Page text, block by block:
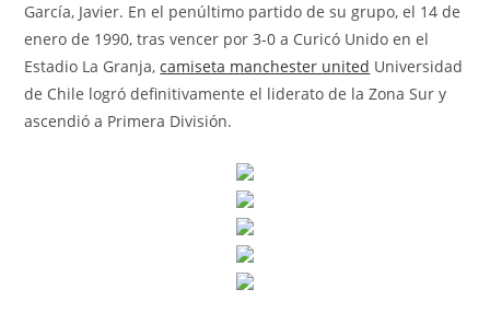
García, Javier. En el penúltimo partido de su grupo, el 14 de
enero de 1990, tras vencer por 3-0 a Curicó Unido en el
Estadio La Granja,camiseta manchester united Universidad
de Chile logró definitivamente el liderato de la Zona Sur y
ascendió a Primera División.